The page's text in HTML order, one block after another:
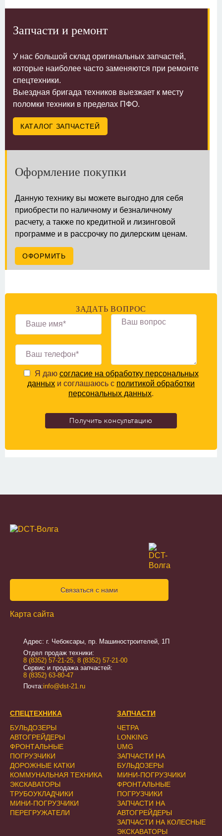
Запчасти и ремонт
У нас большой склад оригинальных запчастей,
которые наиболее часто заменяются при ремонте
спецтехники.
Выездная бригада техников выезжает к месту
поломки техники в пределах ПФО.
КАТАЛОГ ЗАПЧАСТЕЙ
Оформление покупки
Данную технику вы можете выгодно для себя
приобрести по наличному и безналичному
расчету, а также по кредитной и лизинговой
программе и в рассрочку по дилерским ценам.
ОФОРМИТЬ
ЗАДАТЬ ВОПРОС
Я даю согласие на обработку персональных
данных и соглашаюсь с политикой обработки
персональных данных.
Связаться с нами
Карта сайта
Адрес: г. Чебоксары, пр. Машиностроителей, 1П
Отдел продаж техники:
8 (8352) 57-21-25 8 (8352) 57-21-00
Сервис и продажа запчастей:
8 (8352) 63-80-47
Почта:info@dst-21.ru
СПЕЦТЕХНИКА
БУЛЬДОЗЕРЫ
АВТОГРЕЙДЕРЫ
ФРОНТАЛЬНЫЕ
ПОГРУЗЧИКИ
ДОРОЖНЫЕ КАТКИ
КОММУНАЛЬНАЯ ТЕХНИКА
ЭКСКАВАТОРЫ
ТРУБОУКЛАДЧИКИ
МИНИ-ПОГРУЗЧИКИ
ПЕРЕГРУЖАТЕЛИ
ЗАПЧАСТИ
ЧЕТРА
LONKING
UMG
ЗАПЧАСТИ НА
БУЛЬДОЗЕРЫ
МИНИ-ПОГРУЗЧИКИ
ФРОНТАЛЬНЫЕ
ПОГРУЗЧИКИ
ЗАПЧАСТИ НА
АВТОГРЕЙДЕРЫ
ЗАПЧАСТИ НА КОЛЕСНЫЕ
ЭКСКАВАТОРЫ